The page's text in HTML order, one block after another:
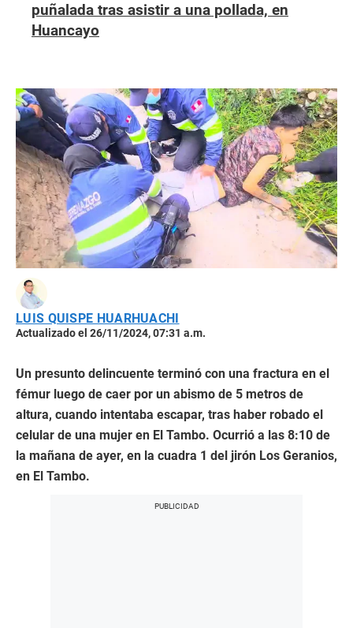
puñalada tras asistir a una pollada, en
Huancayo
LUIS QUISPE HUARHUACHI
Actualizado el 26/11/2024, 07:31 a.m.
Un presunto delincuente terminó con una fractura en el
fémur luego de caer por un abismo de 5 metros de
altura, cuando intentaba escapar, tras haber robado el
celular de una mujer en El Tambo. Ocurrió a las 8:10 de
la mañana de ayer, en la cuadra 1 del jirón Los Geranios,
en El Tambo.